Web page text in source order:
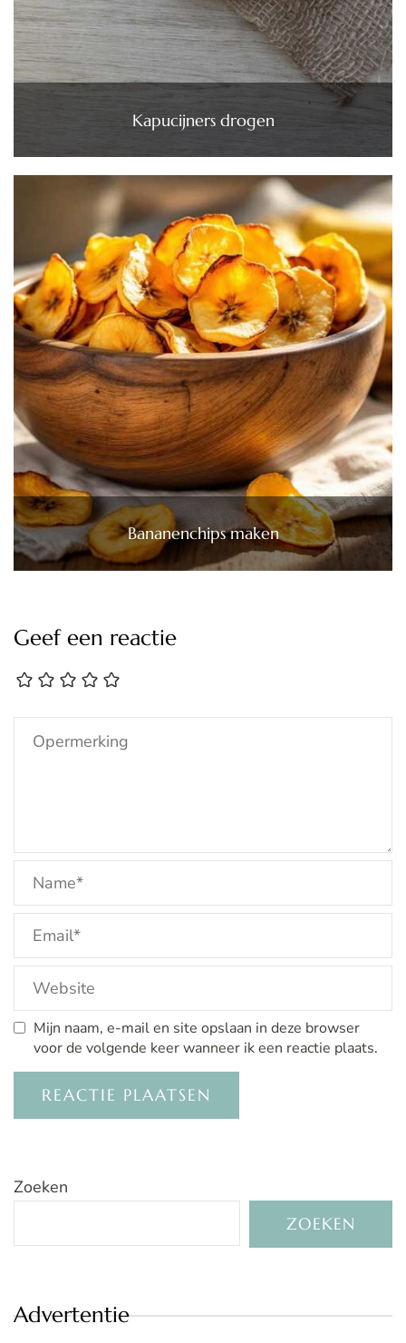
Kapucijners drogen
Bananenchips maken
Geef een reactie
Mijn naam, e-mail en site opslaan in deze browser
voor de volgende keer wanneer ik een reactie plaats.
Zoeken
ZOEKEN
Advertentie